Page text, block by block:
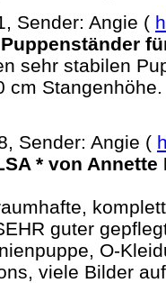
Sender: Angie (
sehr stabilen
cm
Sender: Angie (
* von
guter
O-
viele Bilder